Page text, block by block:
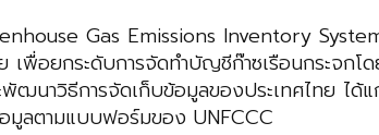
Gas Emissions Inventory
เพื่อยกระดับการจัดทำบัญชีก๊าซเรือนกระจ
นาวิธีการจัดเก็บข้อมูลของประเทศไทย ได้
มูลตามแบบฟอร์มของ UNFCCC